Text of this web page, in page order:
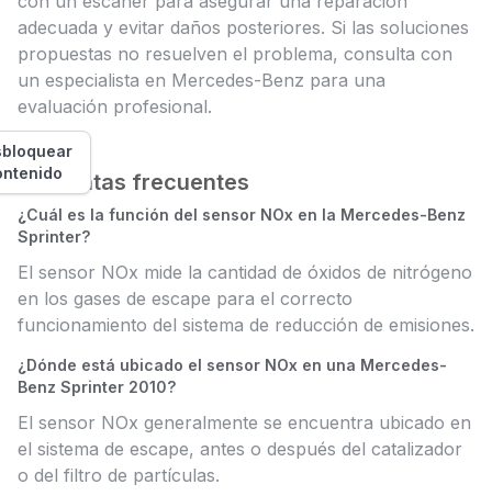
adecuada y evitar daños posteriores. Si las soluciones
propuestas no resuelven el problema, consulta con
un especialista en Mercedes-Benz para una
evaluación profesional.
Preguntas frecuentes
¿Cuál es la función del sensor NOx en la Mercedes-Benz
Sprinter?
El sensor NOx mide la cantidad de óxidos de nitrógeno
en los gases de escape para el correcto
funcionamiento del sistema de reducción de emisiones.
¿Dónde está ubicado el sensor NOx en una Mercedes-
Benz Sprinter 2010?
El sensor NOx generalmente se encuentra ubicado en
el sistema de escape, antes o después del catalizador
o del filtro de partículas.